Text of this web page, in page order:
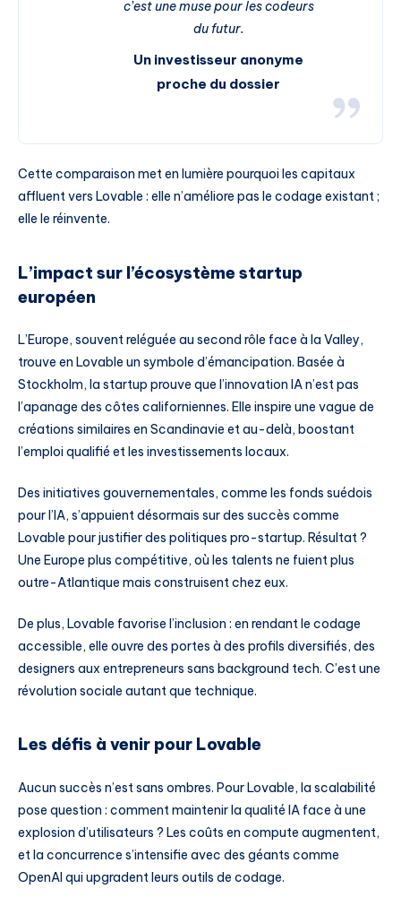
c’est une muse pour les codeurs
du futur.
Un investisseur anonyme
proche du dossier
Cette comparaison met en lumière pourquoi les capitaux
affluent vers Lovable : elle n’améliore pas le codage existant ;
elle le réinvente.
L’impact sur l’écosystème startup
européen
L’Europe, souvent reléguée au second rôle face à la Valley,
trouve en Lovable un symbole d’émancipation. Basée à
Stockholm, la startup prouve que l’innovation IA n’est pas
l’apanage des côtes californiennes. Elle inspire une vague de
créations similaires en Scandinavie et au-delà, boostant
l’emploi qualifié et les investissements locaux.
Des initiatives gouvernementales, comme les fonds suédois
pour l’IA, s’appuient désormais sur des succès comme
Lovable pour justifier des politiques pro-startup. Résultat ?
Une Europe plus compétitive, où les talents ne fuient plus
outre-Atlantique mais construisent chez eux.
De plus, Lovable favorise l’inclusion : en rendant le codage
accessible, elle ouvre des portes à des profils diversifiés, des
designers aux entrepreneurs sans background tech. C’est une
révolution sociale autant que technique.
Les défis à venir pour Lovable
Aucun succès n’est sans ombres. Pour Lovable, la scalabilité
pose question : comment maintenir la qualité IA face à une
explosion d’utilisateurs ? Les coûts en compute augmentent,
et la concurrence s’intensifie avec des géants comme
OpenAI qui upgradent leurs outils de codage.